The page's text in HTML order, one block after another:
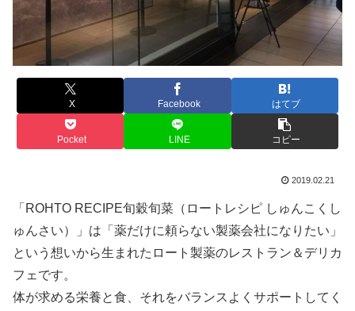
X Facebook はてブ
Pocket LINE コピー
2019.02.21
「ROHTO RECIPE旬穀旬菜（ロートレシピ しゅんこくし
ゅんさい）」は「薬だけに頼らない製薬会社になりたい」
という想いから生まれたロート製薬のレストラン＆デリカ
フェです。
体が求める栄養と食、それをバランスよくサポートしてく